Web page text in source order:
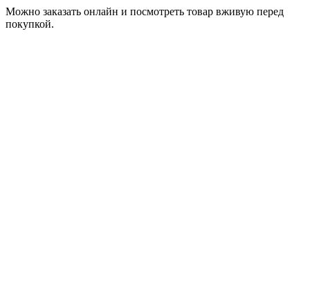
Можно заказать онлайн и посмотреть товар вживую перед
покупкой.